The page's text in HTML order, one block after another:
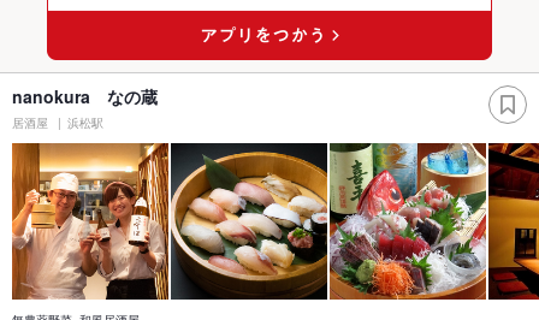
nanokura なの蔵
居酒屋 浜松駅